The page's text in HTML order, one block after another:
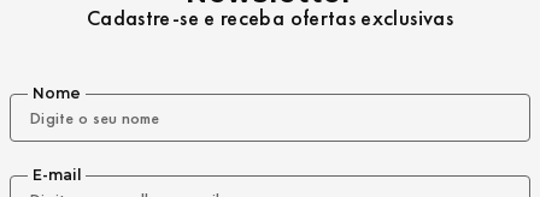
Cadastre-se e receba ofertas exclusivas
Nome
E-mail